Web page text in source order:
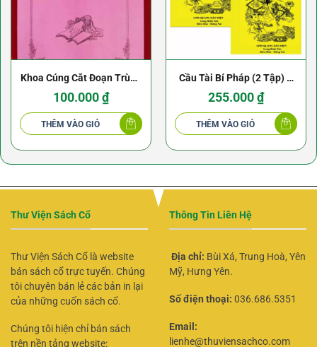
Khoa Cúng Cắt Đoạn Trùng
Tang
100.000₫
THÊM VÀO GIỎ
Cầu Tài Bí Pháp (2 Tập) –
Pháp Sư Huyền Trí
255.000₫
THÊM VÀO GIỎ
Thư Viện Sách Cổ
Thư Viện Sách Cổ là website
bán sách cổ trực tuyến. Chúng
tôi chuyên bán lẻ các bản in lại
của những cuốn sách cổ.
Chúng tôi hiện chỉ bán sách
trên nền tảng website:
Thông Tin Liên Hệ
Địa chỉ: Bùi Xá, Trung Hoà, Yên
Mỹ, Hưng Yên.
Số điện thoại: 036.686.5351
Email:
lienhe@thuviensachco.com